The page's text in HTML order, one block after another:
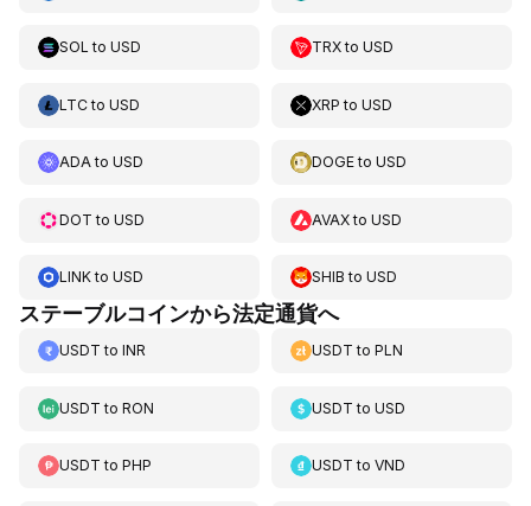
SOL to USD TRXtoUSD
LTCto USD XRP toUSD
ADAto USD DOGEtoUSD
DOT to USD AVAXtoUSD
LINKto USD SHIB toUSD
ステーブルコインから法定通貨へ
USDT to INR USDT toPLN
USDT to RON USDT toUSD
USDT to PHP USDT toVND